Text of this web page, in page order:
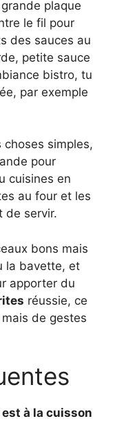
plaque
le fil pour
des sauces au
petite sauce
bistro, tu
par exemple
simples,
pour
cuisines en
au four et les
de servir.
bons mais
la bavette, et
apporter du
réussie, ce
de gestes
à la cuisson